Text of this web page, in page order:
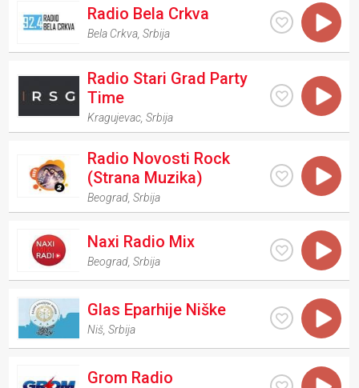
Radio Bela Crkva
Bela Crkva ,Srbija
Radio Stari Grad Party
Time
Kragujevac ,Srbija
Radio Novosti Rock
(Strana Muzika)
Beograd ,Srbija
Naxi Radio Mix
Beograd ,Srbija
Glas Eparhije Niške
Niš ,Srbija
Grom Radio